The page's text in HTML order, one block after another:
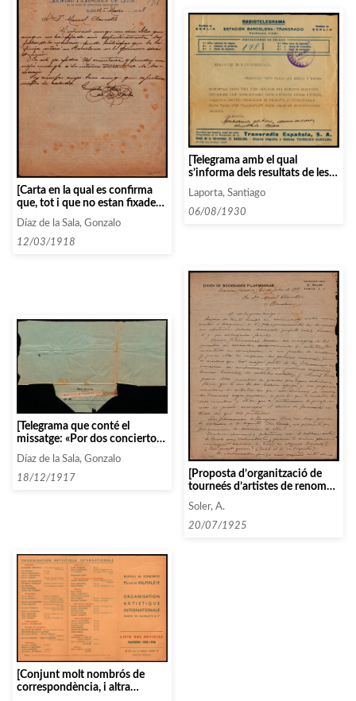
[Carta en la qual es confirma
que, tot i que no estan fixades
Tournée, la simfònica de
Madrid actuarà a principis de
Díaz de la Sala, Gonzalo
12/03/1918
[Telegrama amb el qual
s’informa dels resultats de les
negociacions amb els directors
de l’Universum Film
Aktiengesellschaft]
Laporta, Santiago
06/08/1930
[Telegrama que conté el
missatge: «Por dos conciertos
Filarmonica»]
Díaz de la Sala, Gonzalo
18/12/1917
[Proposta d’organització de
tourneés d’artistes de renom
per les diferents societats
filharmòniques]
Soler, A.
20/07/1925
[Conjunt molt nombrós de
correspondència, i altra